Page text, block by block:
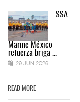
SSA
Marine México
refuerza briga ...
29 JUN 2026
READ MORE